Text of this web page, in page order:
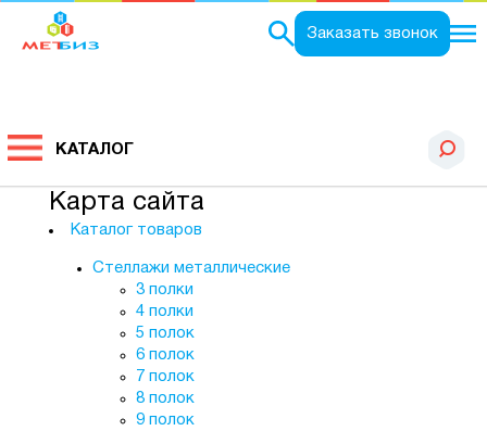
Заказать звонок
КАТАЛОГ
Карта сайта
Каталог товаров
Стеллажи металлические
3 полки
4 полки
5 полок
6 полок
7 полок
8 полок
9 полок